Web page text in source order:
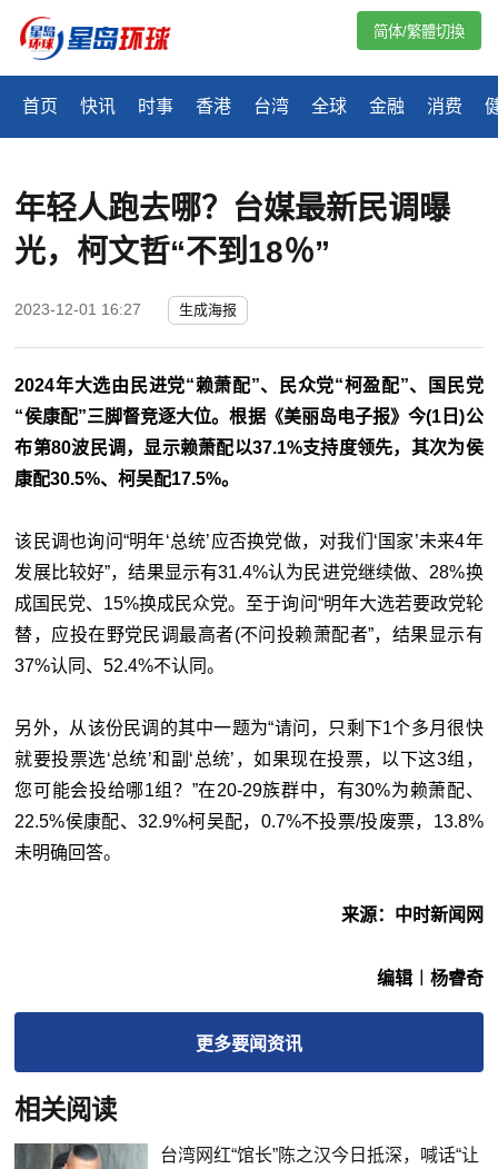
首页 快讯 时事 香港 台湾 全球 金融 消费
简体/繁體切換
​年轻人跑去哪？台媒最新民调曝
光，柯文哲“不到18％”
2023-12-01 16:27 生成海报
2024年大选由民进党“赖萧配”、民众党“柯盈配”、国民党
“侯康配”三脚督竞逐大位。根据《美丽岛电子报》今(1日)公
布第80波民调，显示赖萧配以37.1%支持度领先，其次为侯
康配30.5%、柯吴配17.5%。
该民调也询问“明年‘总统’应否换党做，对我们‘国家’未来4年
发展比较好”，结果显示有31.4%认为民进党继续做、28%换
成国民党、15%换成民众党。至于询问“明年大选若要政党轮
替，应投在野党民调最高者(不问投赖萧配者”，结果显示有
37%认同、52.4%不认同。
另外，从该份民调的其中一题为“请问，只剩下1个多月很快
就要投票选‘总统’和副‘总统’，如果现在投票，以下这3组，
您可能会投给哪1组？”在20-29族群中，有30%为赖萧配、
22.5%侯康配、32.9%柯吴配，0.7%不投票/投废票，13.8%
未明确回答。
来源：中时新闻网
编辑︱杨睿奇
更多要闻资讯
相关阅读
台湾网红“馆长”陈之汉今日抵深，喊话“让